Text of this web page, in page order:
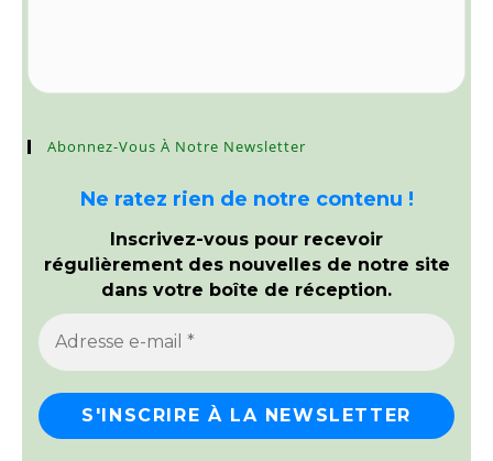
Abonnez-Vous À Notre Newsletter
Ne ratez rien de notre contenu !
Inscrivez-vous pour recevoir
régulièrement des nouvelles de notre site
dans votre boîte de réception.